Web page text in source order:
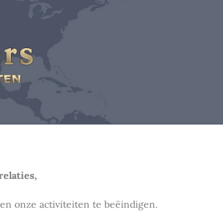
onze activiteiten te beëindigen.